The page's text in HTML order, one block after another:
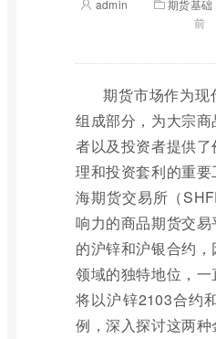
admin 期货基础
前
期货市场作为
组成部分，为大宗
者以及投资者提供
理和投资套利的重
海期货交易所（
响力的商品期货交
的沪锌和沪银合约
领域的独特地位，一
将以沪锌2103合约
例，深入探讨这两种